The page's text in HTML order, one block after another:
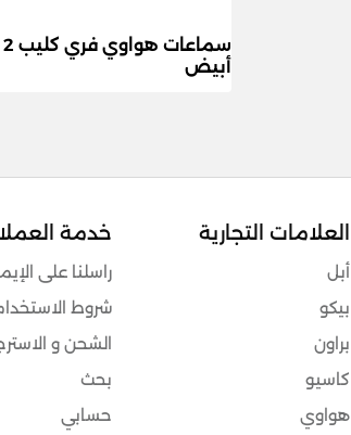
أبيض
العلامات التجارية
أبل
بيكو
براون
كاسيو
هواوي
خدمة
راسلنا على
شروط
الشحن و
بحث
حسابي